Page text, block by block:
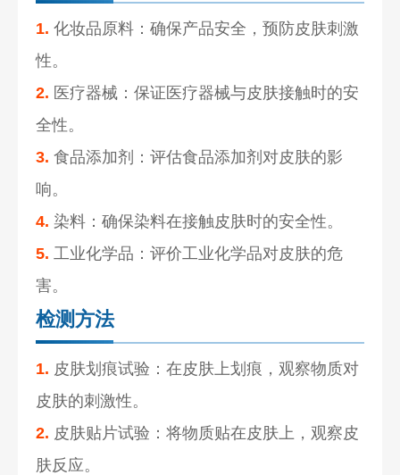
1. 化妆品原料：确保产品安全，预防皮肤刺激
性。
2. 医疗器械：保证医疗器械与皮肤接触时的安
全性。
3. 食品添加剂：评估食品添加剂对皮肤的影
响。
4. 染料：确保染料在接触皮肤时的安全性。
5. 工业化学品：评价工业化学品对皮肤的危
害。
检测方法
1. 皮肤划痕试验：在皮肤上划痕，观察物质对
皮肤的刺激性。
2. 皮肤贴片试验：将物质贴在皮肤上，观察皮
肤反应。